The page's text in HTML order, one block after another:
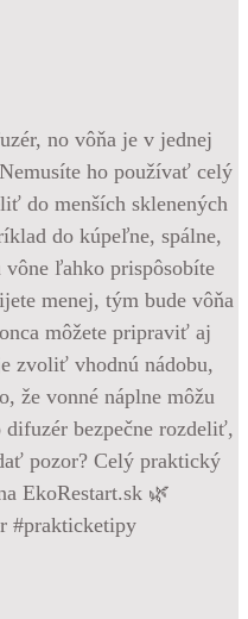
no vôňa je v jednej
ho používať celý
do menších sklenených
do kúpeľne, spálne,
ľahko prispôsobíte
menej, tým bude vôňa
môžete pripraviť aj
zvoliť vhodnú nádobu,
že vonné náplne môžu
bezpečne rozdeliť,
pozor? Celý praktický
EkoRestart.sk 🌿
#prakticketipy